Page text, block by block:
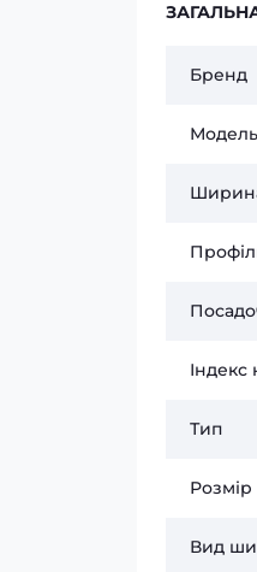
Бренд
Модель
Тип
Вид